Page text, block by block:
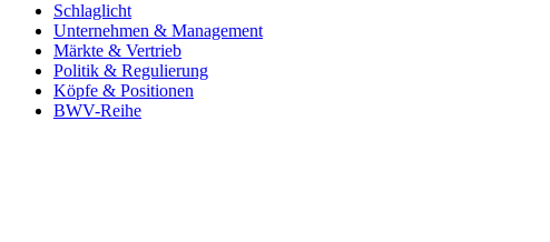
Schlaglicht
Unternehmen & Management
Märkte & Vertrieb
Politik & Regulierung
Köpfe & Positionen
BWV-Reihe